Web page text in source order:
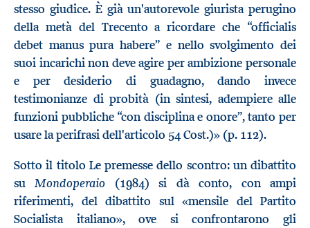
stesso giudice. È già un'autorevole giurista perugino
della metà del Trecento a ricordare che “officialis
debet manus pura habere” e nello svolgimento dei
suoi incarichi non deve agire per ambizione personale
e per desiderio di guadagno, dando invece
testimonianze di probità (in sintesi, adempiere alle
funzioni pubbliche “con disciplina e onore”, tanto per
usare la perifrasi dell'articolo 54 Cost.)» (p. 112).
Sotto il titolo Le premesse dello scontro: un dibattito
suMondoperaio (1984) si dà conto, con ampi
riferimenti, del dibattito sul «mensile del Partito
Socialista italiano», ove si confrontarono gli